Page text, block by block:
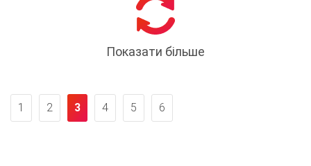
Показати більше
1 2 3 4 5 6